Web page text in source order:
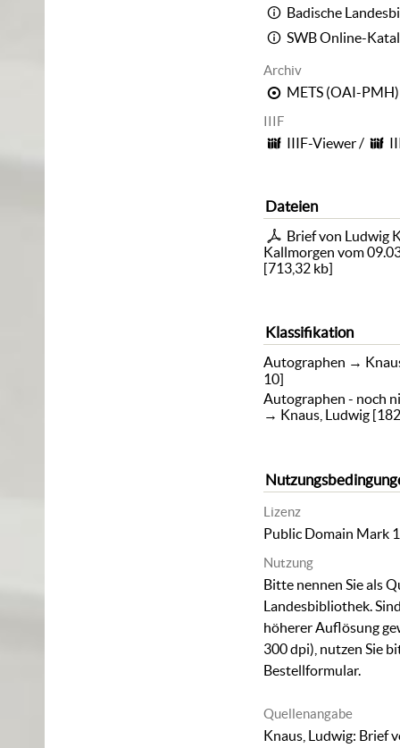
Badische
SWB Online-
Archiv
METS (OAI-PMH)
IIIF
IIIF-Viewer/
Dateien
Brief von Ludwig
Kallmorgen vom
[713,32 kb]
Klassifikation
Autographen →
10]
Autographen - noch
→ Knaus, Ludwig
Lizenz
Public Domain Mark
Nutzung
Bitte nennen Sie als
Landesbibliothek.
höherer Auflösung
300 dpi), nutzen Sie
Bestellformular.
Quellenangabe
Knaus, Ludwig: Brief